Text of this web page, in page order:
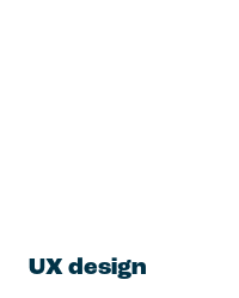
UX design